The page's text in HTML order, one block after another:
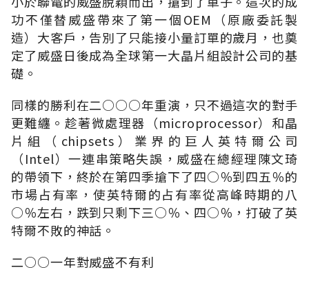
功不僅替威盛帶來了第一個OEM（原廠委託製
造）大客戶，告別了只能接小量訂單的歲月，也奠
定了威盛日後成為全球第一大晶片組設計公司的基
礎。
同樣的勝利在二○○○年重演，只不過這次的對手
更難纏。趁著微處理器（microprocessor）和晶
片組（chipsets）業界的巨人英特爾公司
（Intel）一連串策略失誤，威盛在總經理陳文琦
的帶領下，終於在第四季搶下了四○％到四五％的
市場占有率，使英特爾的占有率從高峰時期的八
○％左右，跌到只剩下三○％、四○％，打破了英
特爾不敗的神話。
二○○一年對威盛不有利